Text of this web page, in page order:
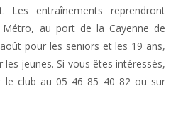
Les entraînements reprendront
au port de la Cayenne de
pour les seniors et les 19 ans,
jeunes. Si vous êtes intéressés,
le club au 05 46 85 40 82 ou sur